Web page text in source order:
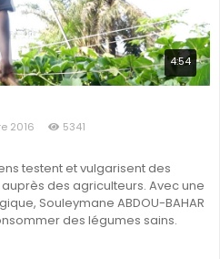
4:54
2016 5341
testent et vulgarisent des
des agriculteurs. Avec une
Souleymane ABDOU-BAHAR
des légumes sains.